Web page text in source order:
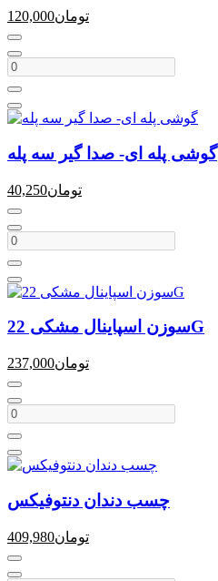
120,000تومان
گوشی پله ای- صدا گیر سه پله
40,250تومان
سوزن اسپاینال مشکی 22G
237,000تومان
چسب دندان دنتوفیکس
409,980تومان